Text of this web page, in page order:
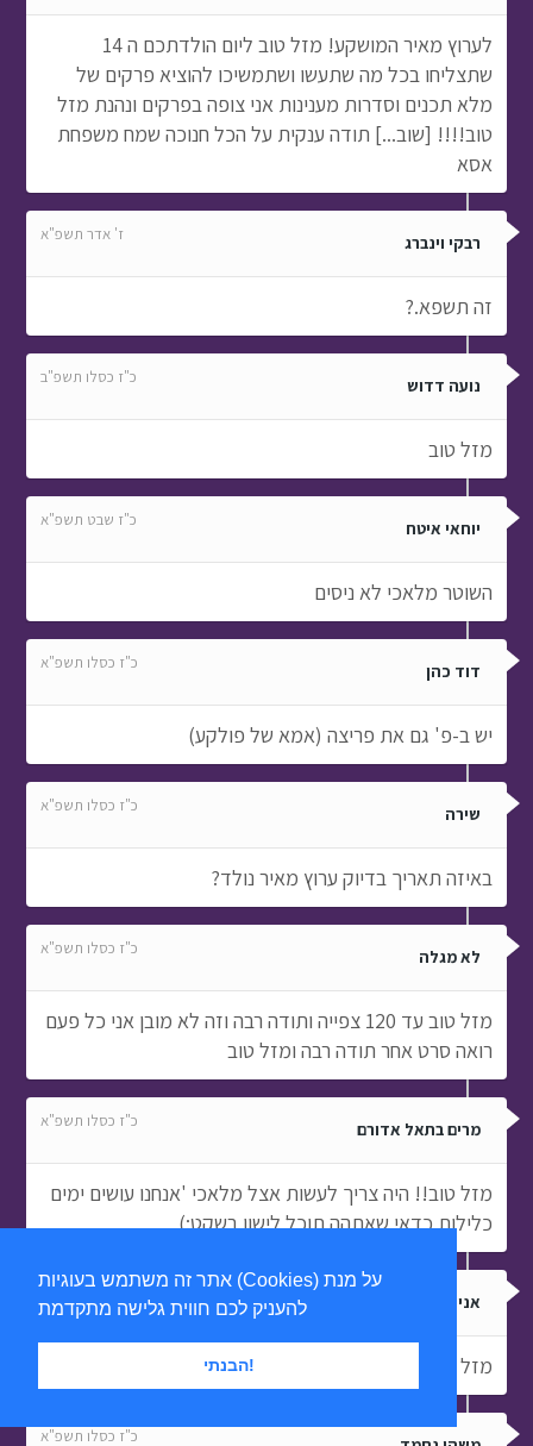
אתר זה משתמש בעוגיות (Cookies) על מנת
הבנתי!
לערוץ מאיר המושקע! מזל טוב ליום הולדתכם ה 14
שתצליחו בכל מה שתעשו ושתמשיכו להוציא פרקים של
מלא תכנים וסדרות מענינות אני צופה בפרקים ונהנת מזל
טוב!!!! [שוב...] תודה ענקית על הכל חנוכה שמח משפחת
אסא
רבקי וינברג ז' אדר תשפ"א
זה תשפא.?
נועה דדוש כ"ז כסלו תשפ"ב
מזל טוב
יוחאי איטח כ"ז שבט תשפ"א
השוטר מלאכי לא ניסים
דוד כהן כ"ז כסלו תשפ"א
יש ב-פ' גם את פריצה (אמא של פולקע)
שירה כ"ז כסלו תשפ"א
באיזה תאריך בדיוק ערוץ מאיר נולד?
לא מגלה כ"ז כסלו תשפ"א
מזל טוב עד 120 צפייה ותודה רבה וזה לא מובן אני כל פעם
רואה סרט אחר תודה רבה ומזל טוב
מרים בתאל אדורם כ"ז כסלו תשפ"א
מזל טוב!! היה צריך לעשות אצל מלאכי 'אנחנו עושים ימים
כלילות כדאי שאתהה תוכל לישון בשקט:)
אני לא רוצה כ"ז כסלו תשפ"א
מזל טוב:)
כ"ז כסלו תשפ"א